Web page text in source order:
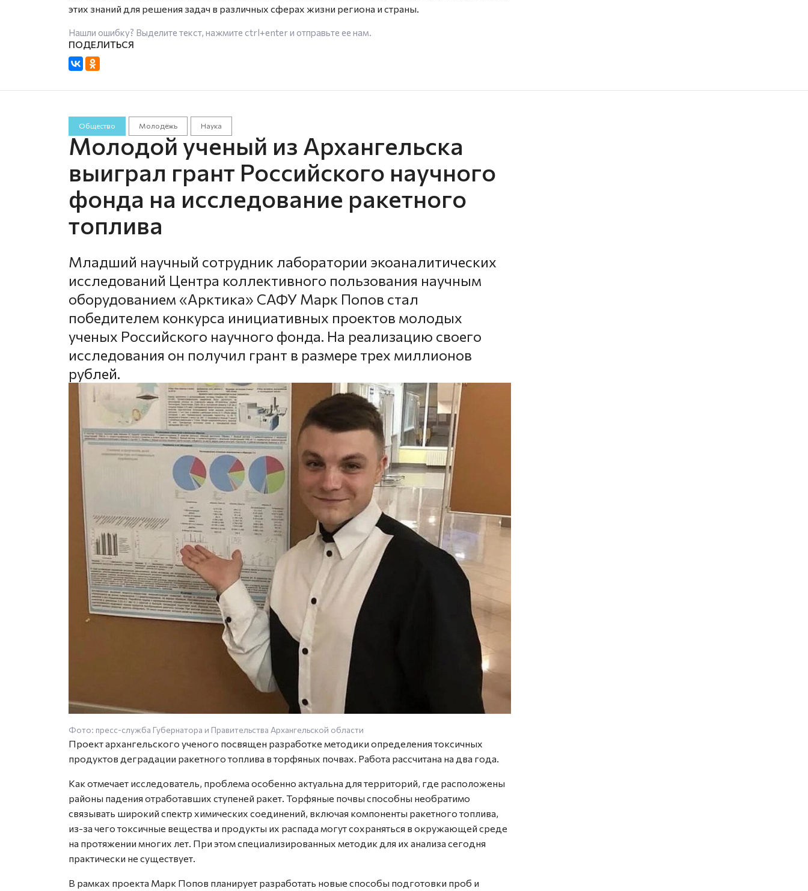
этих знаний для решения задач в различных сферах жизни региона и страны.
Нашли ошибку? Выделите текст, нажмите ctrl+enterи отправьте ее нам.
Общество Молодёжь Наука
Молодой ученый из Архангельска
выиграл грант Российского научного
фонда на исследование ракетного
топлива
Младший научный сотрудник лаборатории экоаналитических
исследований Центра коллективного пользования научным
оборудованием «Арктика» САФУ Марк Попов стал
победителем конкурса инициативных проектов молодых
ученых Российского научного фонда. На реализацию своего
исследования он получил грант в размере трех миллионов
рублей.
Фото: пресс-служба Губернатора и Правительства Архангельской области
Проект архангельского ученого посвящен разработке методики определения токсичных
продуктов деградации ракетного топлива в торфяных почвах. Работа рассчитана на два года.
Как отмечает исследователь, проблема особенно актуальна для территорий, где расположены
районы падения отработавших ступеней ракет. Торфяные почвы способны необратимо
связывать широкий спектр химических соединений, включая компоненты ракетного топлива,
из-за чего токсичные вещества и продукты их распада могут сохраняться в окружающей среде
на протяжении многих лет. При этом специализированных методик для их анализа сегодня
практически не существует.
В рамках проекта Марк Попов планирует разработать новые способы подготовки проб и